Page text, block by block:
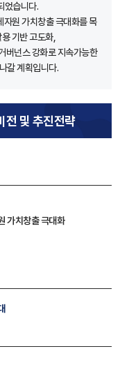
었습니다.
자원 가치창출 극대화를 목
기반 고도화,
버넌스 강화로 지속가능한
갈 계획입니다.
전 및 추진전략
가치창출 극대화